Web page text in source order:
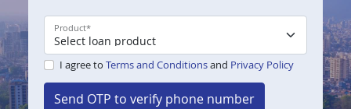
Product*
I agree to Terms and Conditionsand Privacy Policy
Send OTP to verify phone number